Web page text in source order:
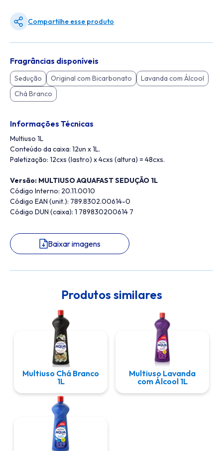
Compartilhe esse produto
Fragrâncias disponíveis
Sedução Original com Bicarbonato
Lavanda com Álcool
Chá Branco
Informações Técnicas
Multiuso 1L
Conteúdo da caixa: 12un x 1L.
Paletização: 12cxs (lastro) x 4cxs (altura) = 48cxs.
Versão: MULTIUSO AQUAFAST SEDUÇÃO 1L
Código Interno: 20.11.0010
Código EAN (unit.): 789.8302.00614-0
Código DUN (caixa): 1 789830200614 7
Baixar imagens
Produtos similares
Multiuso Chá Branco
1L
Multiuso Lavanda
com Álcool 1L